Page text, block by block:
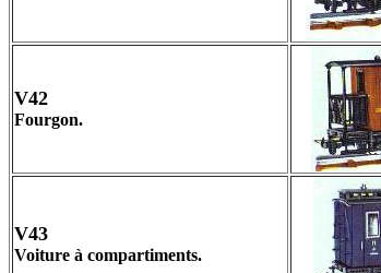
V42
Fourgon.
V43
Voiture à compartiments.